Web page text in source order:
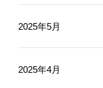
2025年5月
2025年4月